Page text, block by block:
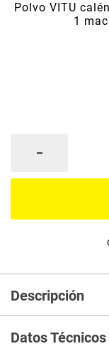
Polvo VITU
1
Descripción
Datos Técnicos